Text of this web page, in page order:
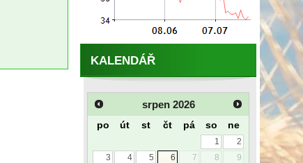
KALENDÁŘ
srpen 2026
po út st čt pá so ne
1
2
3
4 5 6 7 8
9